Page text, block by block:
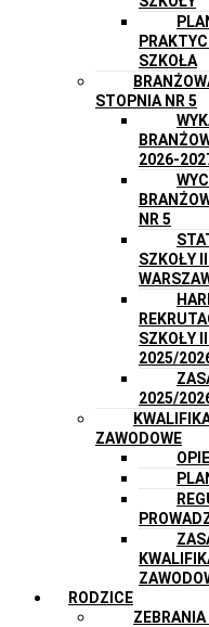
SZKOŁA
STOPNIA NR 5
2026-
NR 5
SZKOŁY
SZKOŁY
2025/
2025/
ZAWODOWE
RODZICE
ZEBRANIA